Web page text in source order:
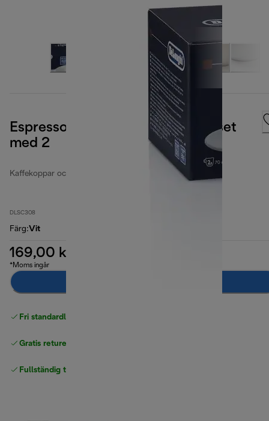
Espressokoppar i porslin, 70 ml, set
med 2
Kaffekoppar och glas
DLSC308
Färg:Vit
169,00 kr
*Moms ingår
Fri standardleverans
Gratis returer
Fullständig tillverkargaranti